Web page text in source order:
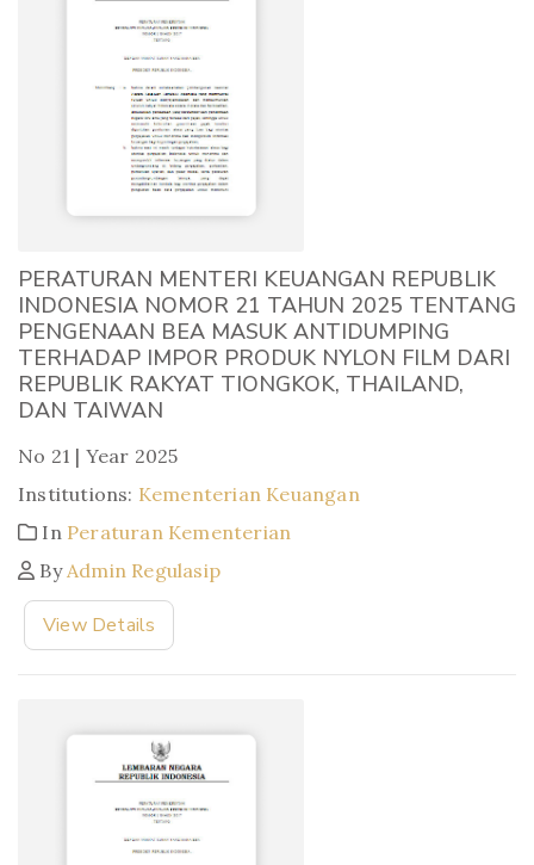
PERATURAN MENTERI KEUANGAN REPUBLIK
INDONESIA NOMOR 21 TAHUN 2025 TENTANG
PENGENAAN BEA MASUK ANTIDUMPING
TERHADAP IMPOR PRODUK NYLON FILM DARI
REPUBLIK RAKYAT TIONGKOK, THAILAND,
DAN TAIWAN
No 21 | Year 2025
Institutions: Kementerian Keuangan
In Peraturan Kementerian
ByAdmin Regulasip
View Details